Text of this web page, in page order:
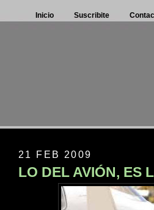
Inicio Suscribite
21 FEB 2009
LO DEL AVIÓN, ES